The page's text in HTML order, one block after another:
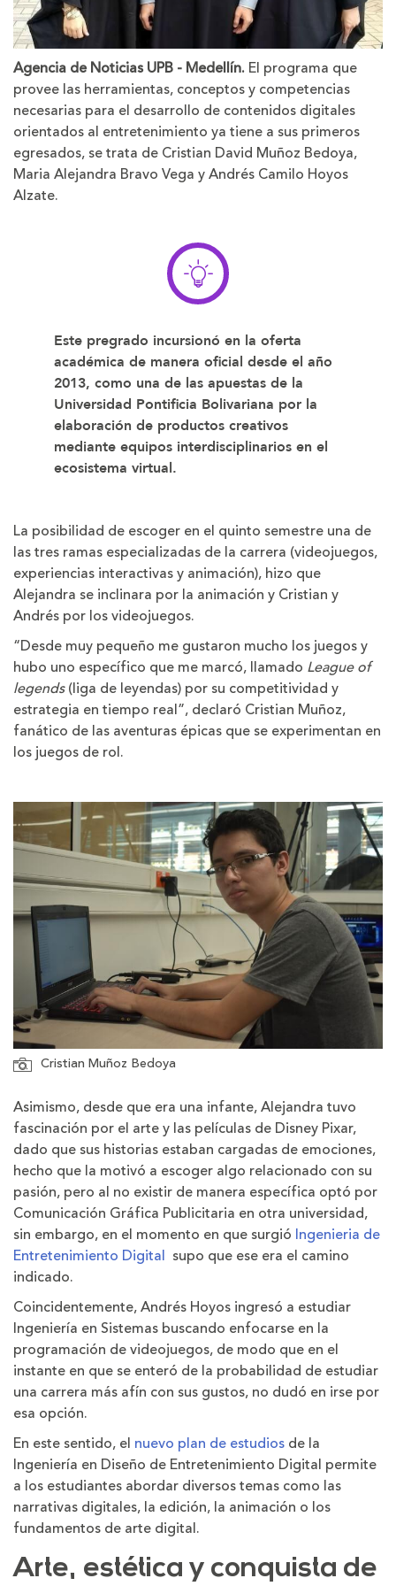
Agencia de Noticias UPB - Medellín. El programa que
provee las herramientas, conceptos y competencias
necesarias para el desarrollo de contenidos digitales
orientados al entretenimiento ya tiene a sus primeros
egresados, se trata de Cristian David Muñoz Bedoya,
Maria Alejandra Bravo Vega y Andrés Camilo Hoyos
Alzate.
Este pregrado incursionó en la oferta
académica de manera oficial desde el año
2013, como una de las apuestas de la
Universidad Pontificia Bolivariana por la
elaboración de productos creativos
mediante equipos interdisciplinarios en el
ecosistema virtual.
La posibilidad de escoger en el quinto semestre una de
las tres ramas especializadas de la carrera (videojuegos,
experiencias interactivas y animación), hizo que
Alejandra se inclinara por la animación y Cristian y
Andrés por los videojuegos.
“Desde muy pequeño me gustaron mucho los juegos y
hubo uno específico que me marcó, llamado League of
legends(liga de leyendas) por su competitividad y
estrategia en tiempo real”, declaró Cristian Muñoz,
fanático de las aventuras épicas que se experimentan en
los juegos de rol.
Cristian Muñoz Bedoya
Asimismo, desde que era una infante, Alejandra tuvo
fascinación por el arte y las películas de Disney Pixar,
dado que sus historias estaban cargadas de emociones,
hecho que la motivó a escoger algo relacionado con su
pasión, pero al no existir de manera específica optó por
Comunicación Gráfica Publicitaria en otra universidad,
sin embargo, en el momento en que surgió Ingenieria de
Entretenimiento Digital supo que ese era el camino
indicado.
Coincidentemente, Andrés Hoyos ingresó a estudiar
Ingeniería en Sistemas buscando enfocarse en la
programación de videojuegos, de modo que en el
instante en que se enteró de la probabilidad de estudiar
una carrera más afín con sus gustos, no dudó en irse por
esa opción.
En este sentido, el nuevo plan de estudios de la
Ingeniería en Diseño de Entretenimiento Digital permite
a los estudiantes abordar diversos temas como las
narrativas digitales, la edición, la animación o los
fundamentos de arte digital.
Arte, estética y conquista de